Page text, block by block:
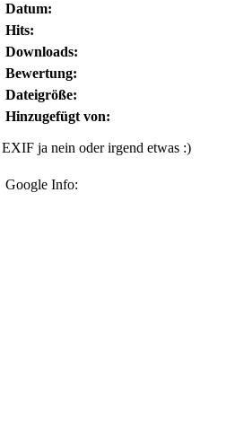
Datum:
Hits:
Downloads:
Bewertung:
Dateigröße:
Hinzugefügt von:
EXIF ja nein oder irgend etwas :)
Google Info: